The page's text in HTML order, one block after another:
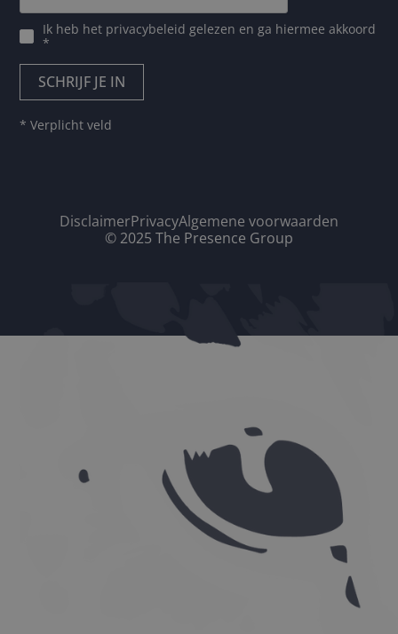
Ik heb het privacybeleid gelezen en ga hiermee akkoord
*
* Verplicht veld
DisclaimerPrivacyAlgemene voorwaarden
© 2025 The Presence Group